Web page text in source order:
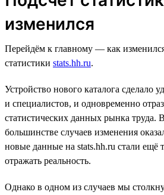
изменился
Перейдём к главному — как
статистики stats.hh.ru.
Устройство нового каталога сделало
и специалистов, и одновременно
статистических данных рынка труда.
большинстве случаев изменения
новые данные на stats.hh.ru стали ещё
отражать реальность.
Однако в одном из случаев мы